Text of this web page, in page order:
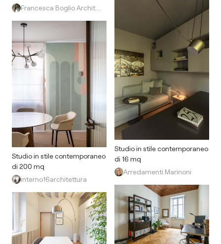
Studio in stile contemporaneo
di 200 mq
interno16architettura
Studio in stile contemporaneo
di 16 mq
Arredamenti Marinoni